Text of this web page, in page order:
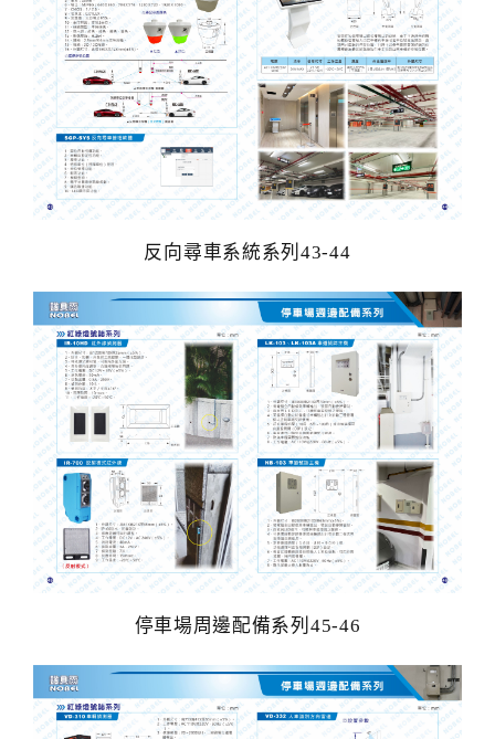
反向尋車系統系列43-44
停車場周邊配備系列45-46